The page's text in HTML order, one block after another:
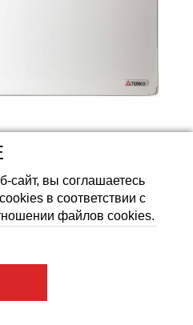
сайт, вы соглашаетесь
в соответствии с
файлов cookies.